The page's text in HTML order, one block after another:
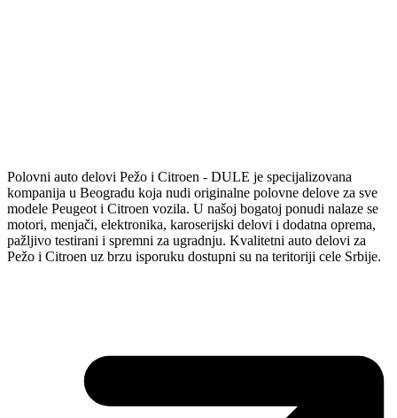
Polovni auto delovi Pežo i Citroen - DULE je specijalizovana
kompanija u Beogradu koja nudi originalne polovne delove za sve
modele Peugeot i Citroen vozila. U našoj bogatoj ponudi nalaze se
motori, menjači, elektronika, karoserijski delovi i dodatna oprema,
pažljivo testirani i spremni za ugradnju. Kvalitetni auto delovi za
Pežo i Citroen uz brzu isporuku dostupni su na teritoriji cele Srbije.